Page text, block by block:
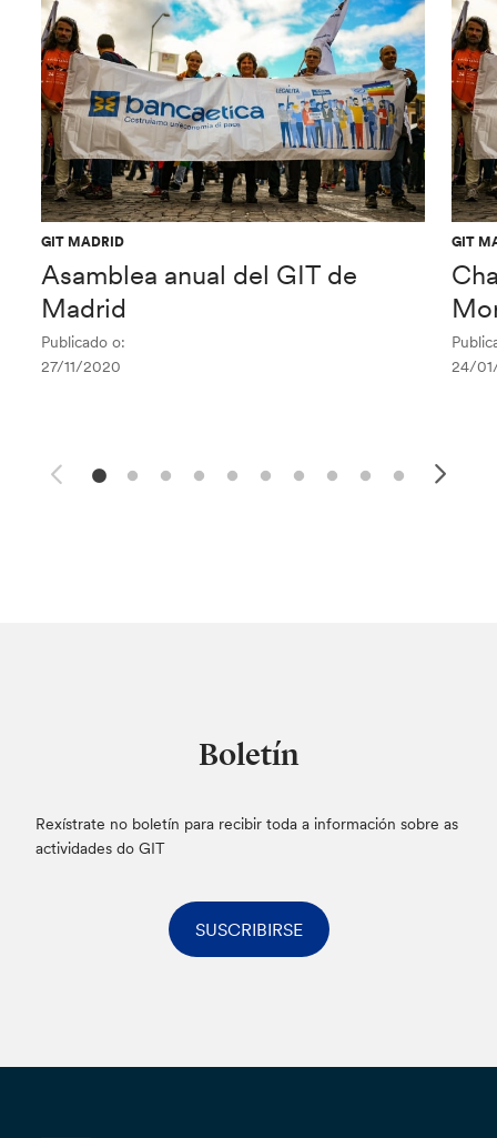
GIT MADRID
Asamblea anual del GIT de
Madrid
Publicado o:
27/11/2020
GIT
24/
Boletín
Rexístrate no boletín para recibir toda a información sobre as
actividades do GIT
SUSCRIBIRSE